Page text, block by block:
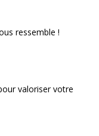
ressemble !
valoriser votre